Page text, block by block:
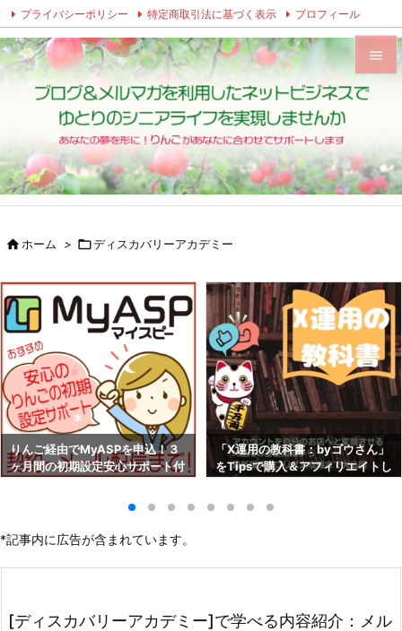


サイド

前へ

検索
プライバシーポリシー 特定商取引法に基づく表示 プロフィール
Twitter Facebook Instagram
ホーム > ディスカバリーアカデミー
りんご経由でMyASPを申込！３
ヶ月間の初期設定安心サポート付
「X運用の教科書：byゴウさん」
をTipsで購入＆アフィリエイトし
*記事内に広告が含まれています。
[ディスカバリーアカデミー]で学べる内容紹介：メル